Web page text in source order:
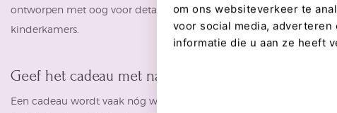
om ons websiteverkeer te
voor social media,
informatie die u aan ze heeft
ontworpen met oog voor detail. Het elegante ontwerp geeft een
kinderkamers.
Geef het cadeau met naam of boodschap
Een cadeau wordt vaak nóg waardevoller wanneer het persoonlijk